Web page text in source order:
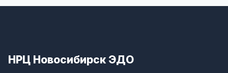
НРЦ Новосибирск ЭДО